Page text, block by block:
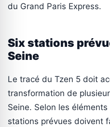
du Grand Paris Express.
Six stations
Seine
Le tracé du Tzen 5 doit
transformation de
Seine. Selon les
stations prévues doivent